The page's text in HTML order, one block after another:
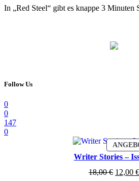
In „Red Steel“ gibt es knappe 3 Minuten
Follow Us
0
0
147
0
Writer Stories –
18,00€ 12,00 €